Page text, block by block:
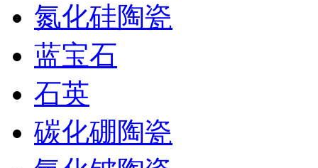
氮化硅陶瓷
蓝宝石
石英
碳化硼陶瓷